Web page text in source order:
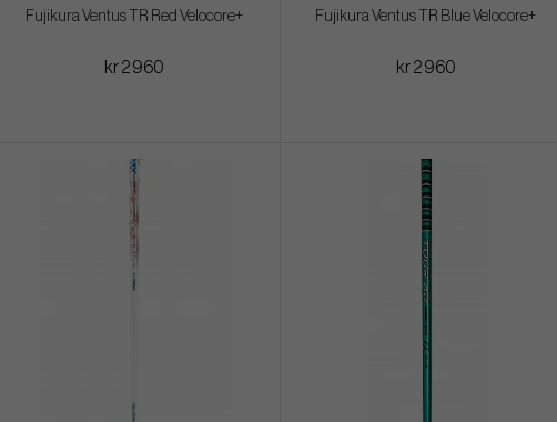
Fujikura Ventus TR Red Velocore+
kr 2 960
Fujikura Ventus TR Blue Velocore+
kr 2 960